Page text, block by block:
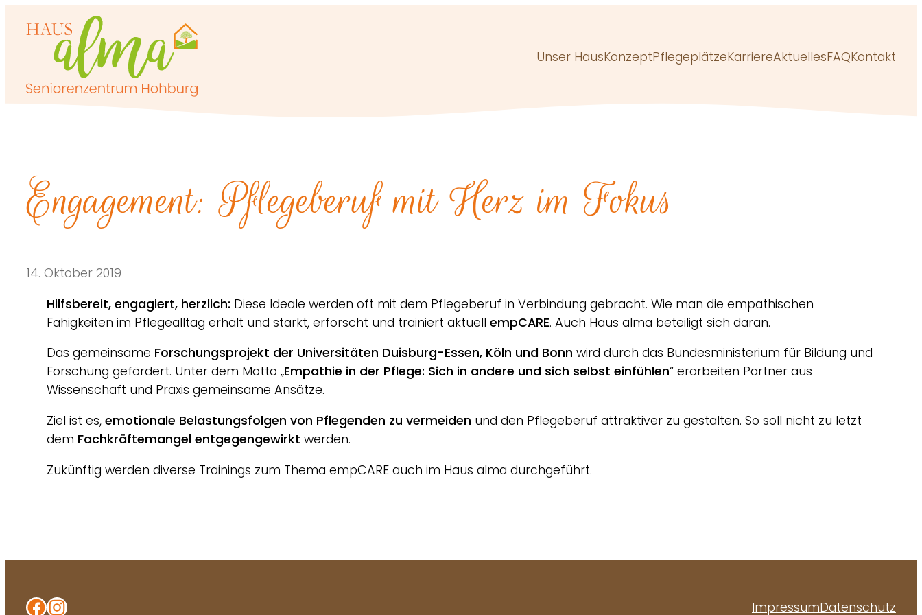
Inhalt
springen
Unser HausKonzeptPflegeplätzeKarriereAktuellesFAQKontakt
Engagement: Pflegeberuf mit Herz im Fokus
14. Oktober 2019
Hilfsbereit, engagiert, herzlich: Diese Ideale werden oft mit dem Pflegeberuf in Verbindung gebracht. Wie man die empathischen
Fähigkeiten im Pflegealltag erhält und stärkt, erforscht und trainiert aktuell empCARE. Auch Haus alma beteiligt sich daran.
Das gemeinsame Forschungsprojekt der Universitäten Duisburg-Essen, Köln und Bonn wird durch das Bundesministerium für Bildung und
Forschung gefördert. Unter dem Motto „Empathie in der Pflege: Sich in andere und sich selbst einfühlen“ erarbeiten Partner aus
Wissenschaft und Praxis gemeinsame Ansätze.
Ziel ist es, emotionale Belastungsfolgen von Pflegenden zu vermeiden und den Pflegeberuf attraktiver zu gestalten. So soll nicht zu letzt
dem Fachkräftemangel entgegengewirkt werden.
Zukünftig werden diverse Trainings zum Thema empCARE auch im Haus alma durchgeführt.
Facebook
Instagram ImpressumDatenschutz